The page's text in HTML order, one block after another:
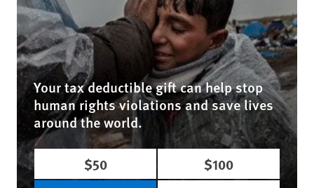
Your tax deductible gift can help stop
human rights violations and save lives
around the world.
$50
$100